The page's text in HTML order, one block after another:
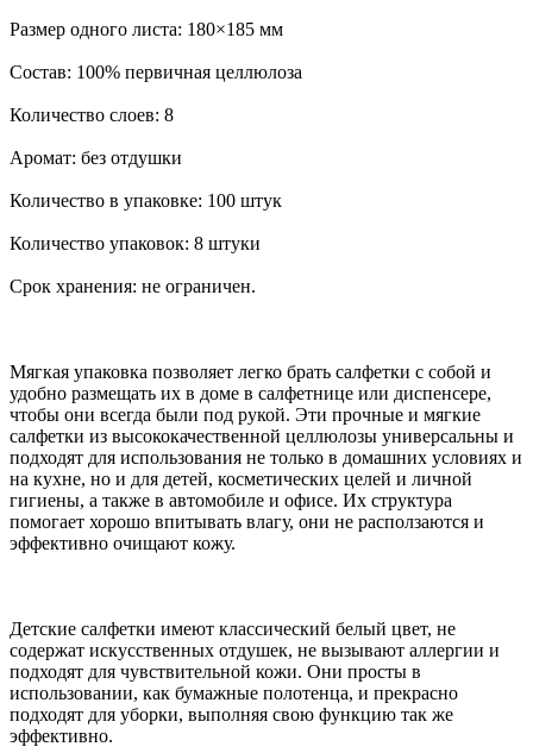
Размер одного листа: 180×185 мм
Состав: 100% первичная целлюлоза
Количество слоев: 8
Аромат: без отдушки
Количество в упаковке: 100 штук
Количество упаковок: 8 штуки
Срок хранения: не ограничен.
Мягкая упаковка позволяет легко брать салфетки с собой и
удобно размещать их в доме в салфетнице или диспенсере,
чтобы они всегда были под рукой. Эти прочные и мягкие
салфетки из высококачественной целлюлозы универсальны и
подходят для использования не только в домашних условиях и
на кухне, но и для детей, косметических целей и личной
гигиены, а также в автомобиле и офисе. Их структура
помогает хорошо впитывать влагу, они не расползаются и
эффективно очищают кожу.
Детские салфетки имеют классический белый цвет, не
содержат искусственных отдушек, не вызывают аллергии и
подходят для чувствительной кожи. Они просты в
использовании, как бумажные полотенца, и прекрасно
подходят для уборки, выполняя свою функцию так же
эффективно.